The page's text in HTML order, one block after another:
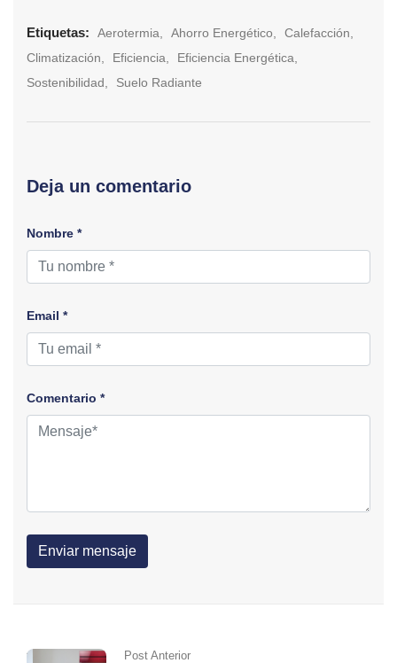
Etiquetas: Aerotermia Ahorro Energético
Calefacción
Climatización
Eficiencia
Eficiencia Energética
Sostenibilidad
Suelo Radiante
Deja un comentario
Nombre *
Email *
Comentario *
Post Anterior